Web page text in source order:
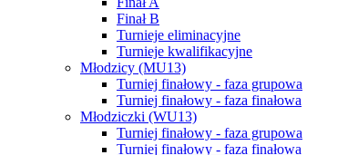
Finał B
Turnieje eliminacyjne
Turnieje kwalifikacyjne
Młodzicy (MU13)
Turniej finałowy - faza grupowa
Turniej finałowy - faza finałowa
Młodziczki (WU13)
Turniej finałowy - faza grupowa
Turniej finałowy - faza finałowa